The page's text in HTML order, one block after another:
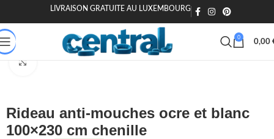
LIVRAISON GRATUITE AU LUXEMBOURG
0
0,00
Accueil Maison & Jardin Décoration Moustiquaires pour fenêtre
Rideau anti-mouches ocre et blanc
100×230 cm chenille
🎁 20€ offerts dès 200€ - Code : MOIEN20🏷️ 15€ dès 120€ -